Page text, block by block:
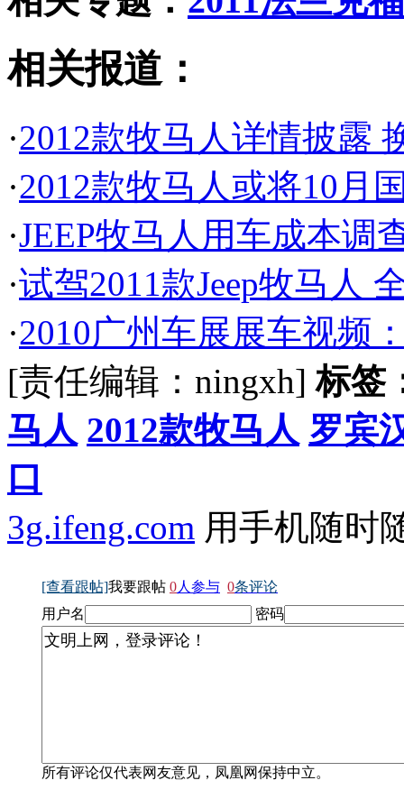
相关报道：
·2012款牧马人详情披露
·2012款牧马人或将10月
·JEEP牧马人用车成本调
·试驾2011款Jeep牧马人
·2010广州车展展车视频
[责任编辑：ningxh]标签
马人 2012款牧马人 罗宾
口
3g.ifeng.com 用手机随时
[查看跟帖]我要跟帖 0人参与 0条评论
用户名
密码
所有评论仅代表网友意见，凤凰网保持中立。